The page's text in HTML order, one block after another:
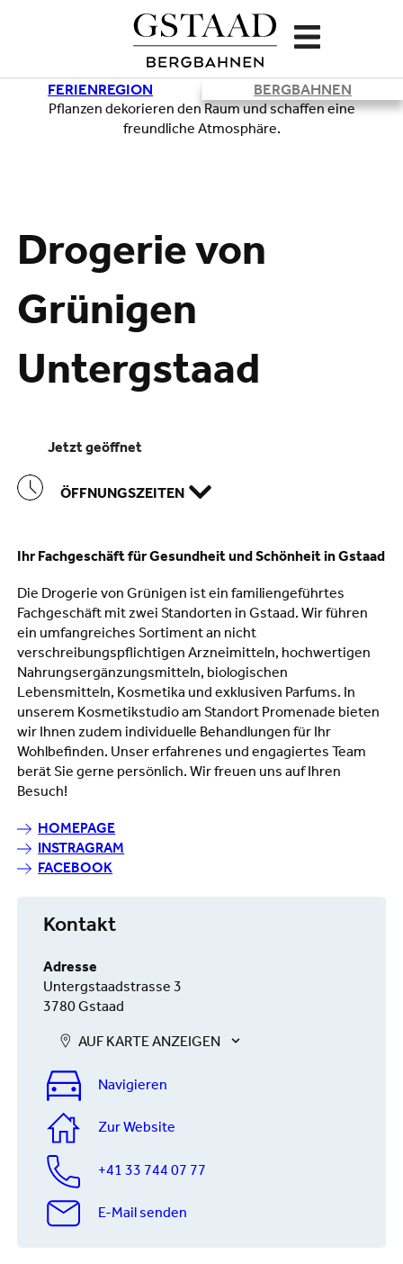
FERIENREGION BERGBAHNEN
Drogerie von
Grünigen
Untergstaad
jetzt geöffnet
ÖFFNUNGSZEITEN
Ihr Fachgeschäft für Gesundheit und Schönheit in Gstaad
Die Drogerie von Grünigen ist ein familiengeführtes
Fachgeschäft mit zwei Standorten in Gstaad. Wir führen
ein umfangreiches Sortiment an nicht
verschreibungspflichtigen Arzneimitteln, hochwertigen
Nahrungsergänzungsmitteln, biologischen
Lebensmitteln, Kosmetika und exklusiven Parfums. In
unserem Kosmetikstudio am Standort Promenade bieten
wir Ihnen zudem individuelle Behandlungen für Ihr
Wohlbefinden. Unser erfahrenes und engagiertes Team
berät Sie gerne persönlich. Wir freuen uns auf Ihren
Besuch!
HOMEPAGE
INSTRAGRAM
FACEBOOK
Kontakt
Adresse
Untergstaadstrasse 3
3780 Gstaad
AUF KARTE ANZEIGEN
Navigieren
Zur Website
+41 33 744 07 77
E-Mail senden